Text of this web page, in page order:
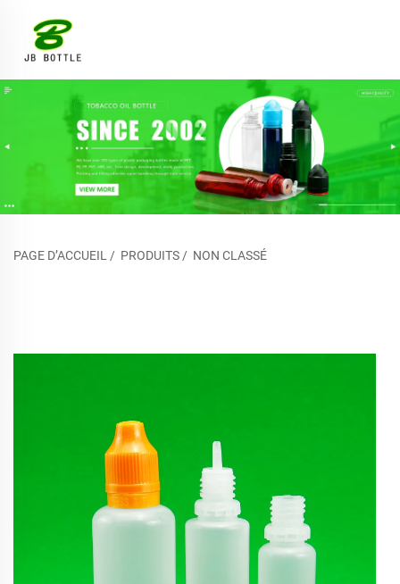
PAGE D’ACCUEIL/ PRODUITS/ NON CLASSÉ